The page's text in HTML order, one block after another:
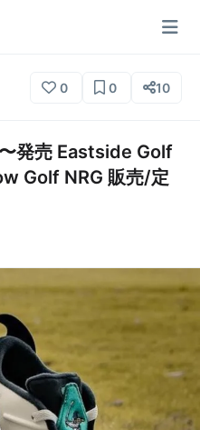
0 0 10
発売 Eastside Golf
Golf NRG 販売/定